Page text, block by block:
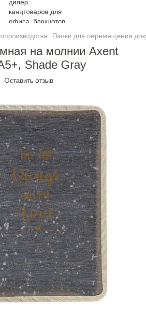
Папки для перемещения
на молнии Axent
Shade Gray
Оставить отзыв